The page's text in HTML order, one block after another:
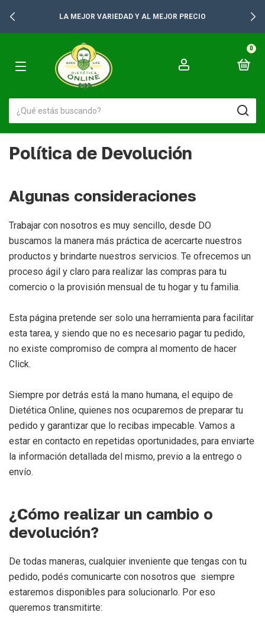
LA MEJOR VARIEDAD Y AL MEJOR PRECIO
0
Política de Devolución
Algunas consideraciones
Trabajar con nosotros es muy sencillo, desde DO
buscamos la manera más práctica de acercarte nuestros
productos y brindarte nuestros servicios. Te ofrecemos un
proceso ágil y claro para realizar las compras para tu
comercio o la provisión mensual de tu hogar y tu familia.
Esta página pretende ser solo una herramienta para facilitar
esta tarea, y siendo que no es necesario pagar tu pedido,
no existe compromiso de compra al momento de hacer
Click.
Siempre por detrás está la mano humana, el equipo de
Dietética Online, quienes nos ocuparemos de preparar tu
pedido y garantizar que lo recibas impecable. Vamos a
estar en contacto en repetidas oportunidades, para enviarte
la información detallada del mismo, previo a la entrego o
envío.
¿Cómo realizar un cambio o
devolución?
De todas maneras, cualquier inveniente que tengas con tu
pedido, podés comunicarte con nosotros que siempre
estaremos disponibles para solucionarlo. Por eso
queremos transmitirte: